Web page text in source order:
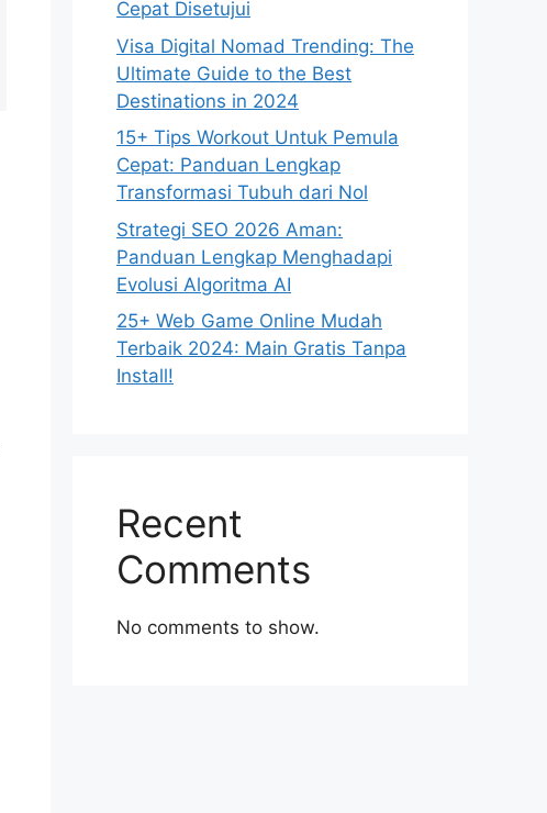
Cepat Disetujui
Visa Digital Nomad Trending: The
Ultimate Guide to the Best
Destinations in 2024
15+ Tips Workout Untuk Pemula
Cepat: Panduan Lengkap
Transformasi Tubuh dari Nol
Strategi SEO 2026 Aman:
Panduan Lengkap Menghadapi
Evolusi Algoritma AI
25+ Web Game Online Mudah
Terbaik 2024: Main Gratis Tanpa
Install!
Recent
Comments
No comments to show.